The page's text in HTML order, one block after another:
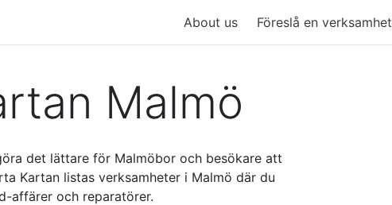
About us Föreslå en verksamhet
Malmö
det lättare för Malmöbor och besökare att
Kartan listas verksamheter i Malmö där du
affärer och reparatörer.